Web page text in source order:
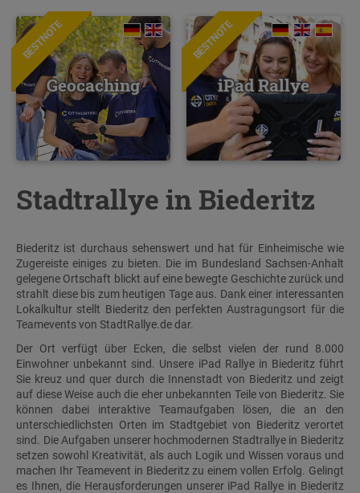
BESTNOTE
Geocaching
BESTNOTE
iPad Rallye
Stadtrallye in Biederitz
Biederitz ist durchaus sehenswert und hat für Einheimische wie
Zugereiste einiges zu bieten. Die im Bundesland Sachsen-Anhalt
gelegene Ortschaft blickt auf eine bewegte Geschichte zurück und
strahlt diese bis zum heutigen Tage aus. Dank einer interessanten
Lokalkultur stellt Biederitz den perfekten Austragungsort für die
Teamevents von StadtRallye.de dar.
Der Ort verfügt über Ecken, die selbst vielen der rund 8.000
Einwohner unbekannt sind. Unsere iPad Rallye in Biederitz führt
Sie kreuz und quer durch die Innenstadt von Biederitz und zeigt
auf diese Weise auch die eher unbekannten Teile von Biederitz. Sie
können dabei interaktive Teamaufgaben lösen, die an den
unterschiedlichsten Orten im Stadtgebiet von Biederitz verortet
sind. Die Aufgaben unserer hochmodernen Stadtrallye in Biederitz
setzen sowohl Kreativität, als auch Logik und Wissen voraus und
machen Ihr Teamevent in Biederitz zu einem vollen Erfolg. Gelingt
es Ihnen, die Herausforderungen unserer iPad Rallye in Biederitz